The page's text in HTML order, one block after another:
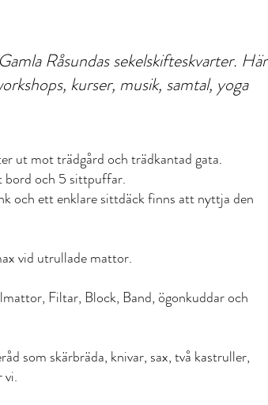
Råsundas sekelskifteskvarter. Här
kurser, musik, samtal, yoga
ut mot trädgård och trädkantad gata.
bord och 5 sittpuffar.
och ett enklare sittdäck finns att nyttja den
vid utrullade mattor.
Filtar, Block, Band, ögonkuddar och
som skärbräda, knivar, sax, två kastruller,
vi.